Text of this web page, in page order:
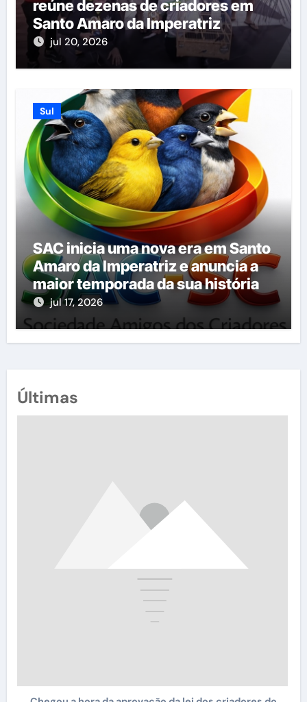
reúne dezenas de criadores em
Santo Amaro da Imperatriz
jul 20, 2026
Sul
SAC inicia uma nova era em Santo
Amaro da Imperatriz e anuncia a
maior temporada da sua história
jul 17, 2026
Últimas